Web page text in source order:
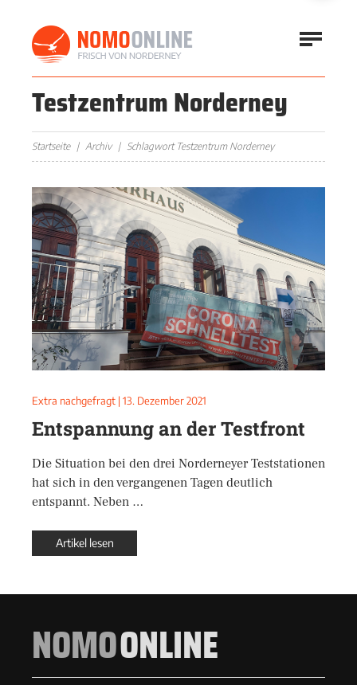
Testzentrum Norderney
Startseite Archiv Schlagwort Testzentrum Norderney
Extra nachgefragt | 13. Dezember 2021
Entspannung an der Testfront
Die Situation bei den drei Norderneyer Teststationen
hat sich in den vergangenen Tagen deutlich
entspannt. Neben …
Artikel lesen
NOMOONLINE